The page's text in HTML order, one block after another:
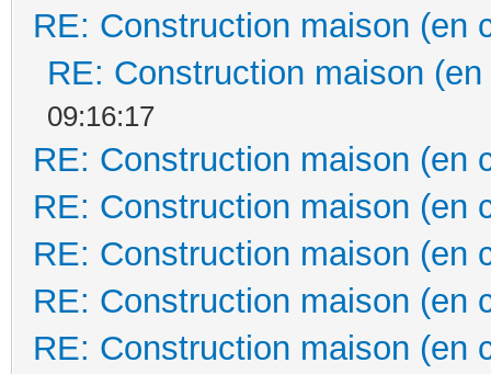
RE: Construction maison (en
RE: Construction maison
09:16:17
RE: Construction maison (en
RE: Construction maison (en
RE: Construction maison (en
RE: Construction maison (en
RE: Construction maison (en